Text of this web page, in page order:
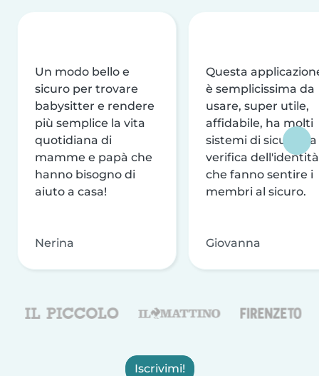
Un modo bello e
sicuro per trovare
babysitter e rendere
più semplice la vita
quotidiana di
mamme e papà che
hanno bisogno di
aiuto a casa!
Nerina
Questa
è semplicissima da
usare, super utile,
affidabile, ha molti
sistemi di sicurezza
verifica dell'identità
che fanno sentire i
membri al sicuro.
Giovanna
Iscrivimi!